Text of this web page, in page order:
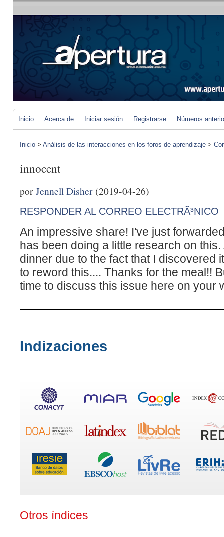
Inicio Acerca de Iniciar sesión Registrarse Números
Inicio > Análisis de las interacciones en los foros de aprendizaje >
innocent
porJennell Disher (2019-04-26)
RESPONDER AL CORREO ELECTRÃ³NICO
An impressive share! I've just
has been doing a little research on
dinner due to the fact that I discovered
to reword this.... Thanks for the meal!!
time to discuss this issue here on your
Indizaciones
Otros índices